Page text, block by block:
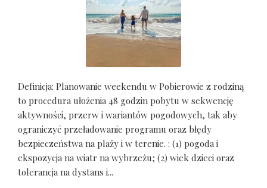
Definicja: Planowanie weekendu w Pobierowie z rodziną
to procedura ułożenia 48 godzin pobytu w sekwencję
aktywności, przerw i wariantów pogodowych, tak aby
ograniczyć przeładowanie programu oraz błędy
bezpieczeństwa na plaży i w terenie. : (1) pogoda i
ekspozycja na wiatr na wybrzeżu; (2) wiek dzieci oraz
tolerancja na dystans i...